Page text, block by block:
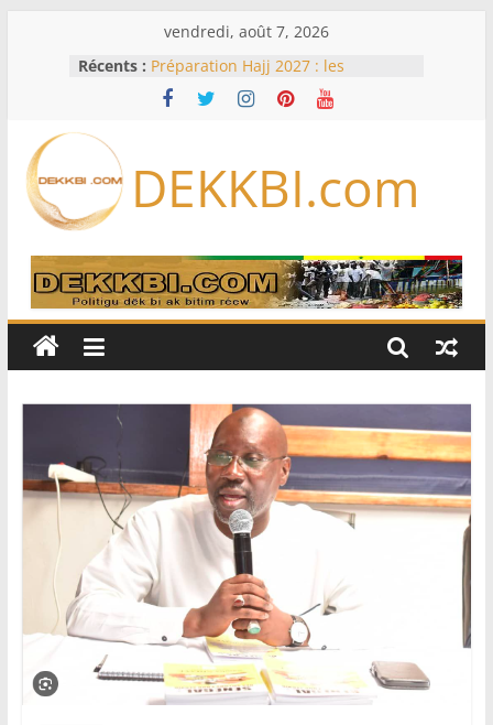
vendredi, août 7, 2026
Récents : Préparation Hajj 2027 : les
voyagistes privés appellent à
anticiper les nouvelles exigences
devant la loi : Dar Al Istiqaamah
soumet ses doléances au ministre
et deux propositions de loi au
menu de la session extraordinaire,
lundi
Foot : le Barça annule un amical au
Maroc après la crise migratoire de
Ceuta
de 0,4 % des prix à la
consommation en juin
DEKKBI.com